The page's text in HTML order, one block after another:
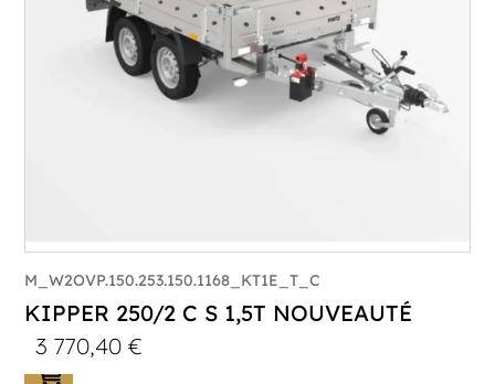
M_W2OVP.150.253.150.1168_KT1E_T_C
KIPPER 250/2 C S 1,5T NOUVEAUTÉ
3 770,40€